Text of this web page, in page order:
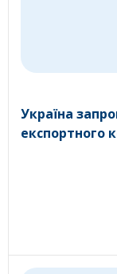
Україна
експортного